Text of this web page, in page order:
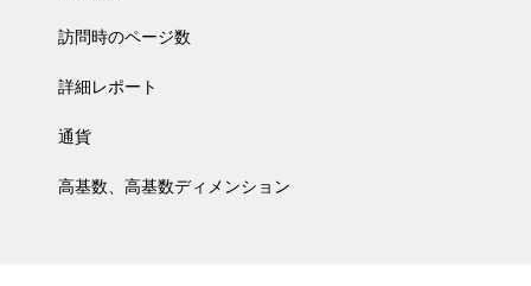
訪問時のページ数
詳細レポート
通貨
高基数、高基数ディメンション